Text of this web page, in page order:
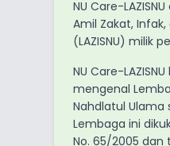
NU Care-
Amil Zakat,
(LAZISNU) milik
NU Care-
mengenal
Nahdlatul Ulama
Lembaga ini
No. 65/2005 dan